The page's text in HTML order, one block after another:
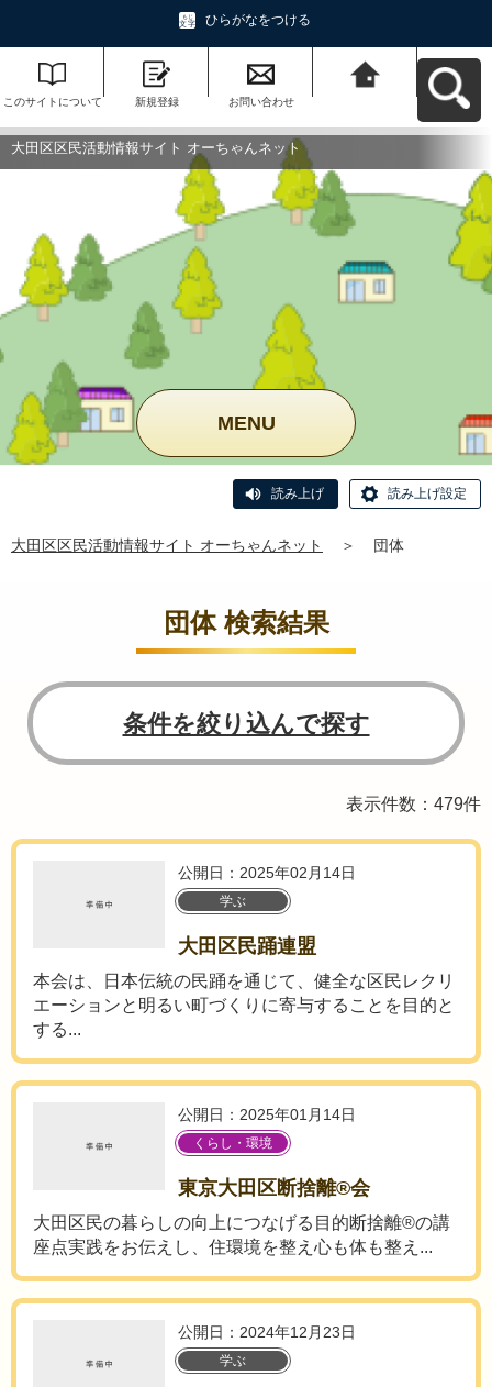
ひらがなをつける
このサイトについて 新規登録 お問い合わせ
ットへ戻る
大田区区民活動情報サイト オーちゃんネット
MENU
読み上げ 読み上げ設定
大田区区民活動情報サイト オーちゃんネット ＞ 団体
団体 検索結果
条件を絞り込んで探す
表示件数：479件
公開日：2025年02月14日
学ぶ
大田区民踊連盟
本会は、日本伝統の民踊を通じて、健全な区民レクリ
エーションと明るい町づくりに寄与することを目的と
する...
公開日：2025年01月14日
くらし・環境
東京大田区断捨離®会
大田区民の暮らしの向上につなげる目的断捨離®の講
座点実践をお伝えし、住環境を整え心も体も整え...
公開日：2024年12月23日
学ぶ